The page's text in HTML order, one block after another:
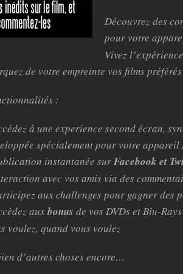
Découvrez des
pour votre
Vivez
de votre empreinte vos films
:
à une experience second écran,
spécialement pour votre
instantanée surFacebook et
avec vos amis via des
aux challenges pour gagner des
auxbonus de vos DVDs et Blu-
voulez, quand vous voulez
d’autres choses encore…